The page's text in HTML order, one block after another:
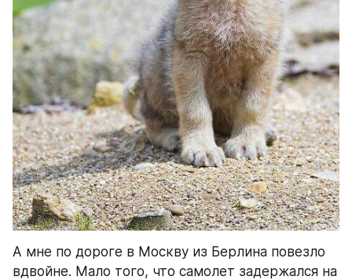
А мне по дороге в Москву из Берлина повезло
вдвойне. Мало того, что самолет задержался на